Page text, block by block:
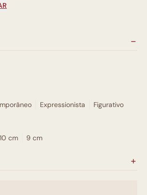
Expressionista
Figurativo
10 cm 9 cm